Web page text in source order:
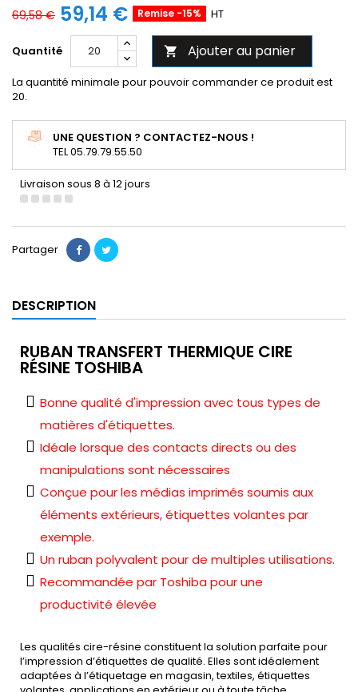
69,58 € 59,14 € Remise -15% HT
Quantité  Ajouter au panier
La quantité minimale pour pouvoir commander ce produit est
20.
UNE QUESTION ? CONTACTEZ-NOUS !
TEL 05.79.79.55.50
Livraison sous 8 à 12 jours
Partager
DESCRIPTION
RUBAN TRANSFERT THERMIQUE CIRE
RÉSINE TOSHIBA
Bonne qualité d'impression avec tous types de
matières d'étiquettes.
Idéale lorsque des contacts directs ou des
manipulations sont nécessaires
Conçue pour les médias imprimés soumis aux
éléments extérieurs, étiquettes volantes par
exemple.
Un ruban polyvalent pour de multiples utilisations.
Recommandée par Toshiba pour une
productivité élevée
Les qualités cire-résine constituent la solution parfaite pour
l’impression d’étiquettes de qualité. Elles sont idéalement
adaptées à l’étiquetage en magasin, textiles, étiquettes